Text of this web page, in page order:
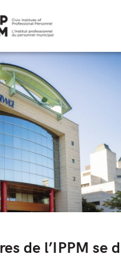
de l’IPPM se